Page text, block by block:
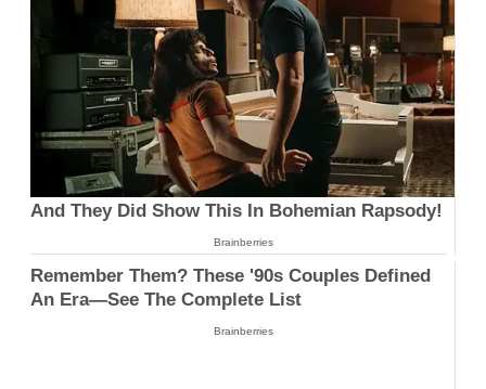
And They Did Show This In Bohemian Rapsody!
Brainberries
Remember Them? These '90s Couples Defined
An Era—See The Complete List
Brainberries